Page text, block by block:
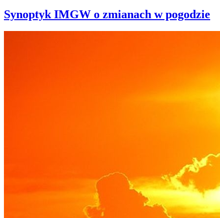
Synoptyk IMGW o zmianach w pogodzie